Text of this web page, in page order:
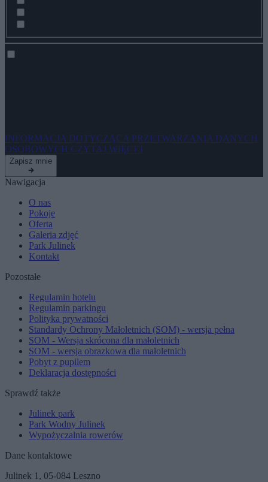
INFORMACJA DOTYCZĄCA PRZETWARZANIA DANYCH
OSOBOWYCH CZYTAJ WIĘCEJ
Zapisz mnie
Nawigacja
O nas
Pokoje
Oferta
Galeria zdjęć
Park Julinek
Kontakt
Pozostałe
Regulamin hotelu
Regulamin parkingu
Polityka prywatności
Standardy Ochrony Małoletnich (SOM) - wersja pełna
SOM - Wersja skrócona dla małoletnich
SOM - wersja obrazkowa dla małoletnich
Pobyt z pupilem
Deklaracja dostępności
Sprawdź także
Julinek park
Park Wodny Julinek
Wypożyczalnia rowerów
Dane kontaktowe
Julinek 1, 05-084 Leszno